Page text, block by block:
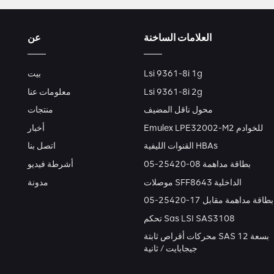
عن
بيت
معلومات عنا
منتجات
أخبار
اتصل بنا
أشرطة فيديو
مدونة
العلامات الساخنة
Lsi 9361-8i 1g
Lsi 9361-8i 2g
محول ناقل المضيف
Emulex LPE32002-M2 للخوادم
القنوات الليفية HBAs
بطاقة مداهمة 08-25420-05
موصلات SFF8643 الداخلية
بطاقة مداهمة مقابل 17-25420-05
تحكم Sas LSI SAS3108
محركات أقراص ثابتة SAS بسعة 12
جيجابايت / ثانية